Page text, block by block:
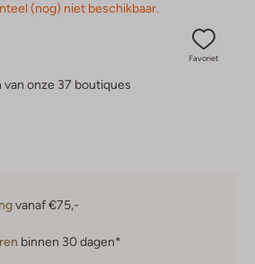
(nog) niet beschikbaar.
Favoriet
onze 37 boutiques
vanaf €75,-
binnen 30 dagen*